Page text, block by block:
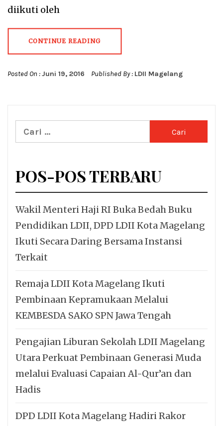
diikuti oleh
CONTINUE READING
Posted On :Juni 19, 2016 Published By : LDII Magelang
Cari
untuk:
POS-POS TERBARU
Wakil Menteri Haji RI Buka Bedah Buku
Pendidikan LDII, DPD LDII Kota Magelang
Ikuti Secara Daring Bersama Instansi
Terkait
Remaja LDII Kota Magelang Ikuti
Pembinaan Kepramukaan Melalui
KEMBESDA SAKO SPN Jawa Tengah
Pengajian Liburan Sekolah LDII Magelang
Utara Perkuat Pembinaan Generasi Muda
melalui Evaluasi Capaian Al-Qur’an dan
Hadis
DPD LDII Kota Magelang Hadiri Rakor